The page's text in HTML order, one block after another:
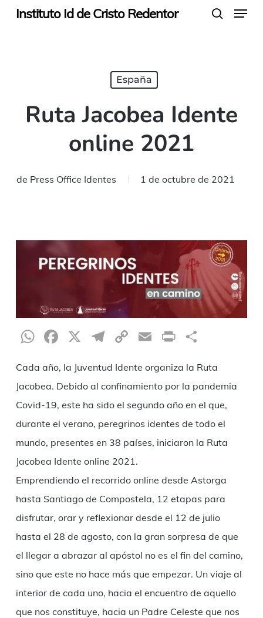
SkipInstituto Id de Cristo Redentor Menu
España
Ruta Jacobea Idente
online 2021
de Press Office Identes 1 de octubre de 2021
WhatsApp
Facebook
X Telegram
CopyEmailPrint
Cada año, la Juventud Idente organiza la Ruta
Jacobea. Debido al confinamiento por la pandemia
Covid-19, este ha sido el segundo año en el que,
durante el verano, peregrinos identes de todo el
mundo, presentes en 38 países, iniciaron la Ruta
Jacobea Idente online 2021.
Emprendiendo el recorrido online desde Astorga
hasta Santiago de Compostela, 12 etapas para
disfrutar, orar y reflexionar desde el 12 de julio
hasta el 28 de agosto, con la gran sorpresa de que
el llegar a abrazar al apóstol no es el fin del camino,
sino que este no hace más que empezar. Un viaje al
interior de cada uno, hacia el encuentro de aquello
que nos constituye, hacia un Padre Celeste que nos